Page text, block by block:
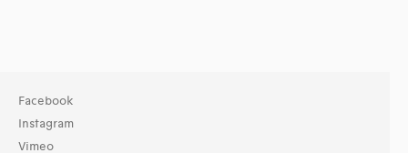
Facebook
Instagram
Vimeo